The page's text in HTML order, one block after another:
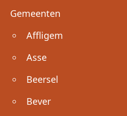
Voet
Gemeenten
Affligem
Asse
Beersel
Bever